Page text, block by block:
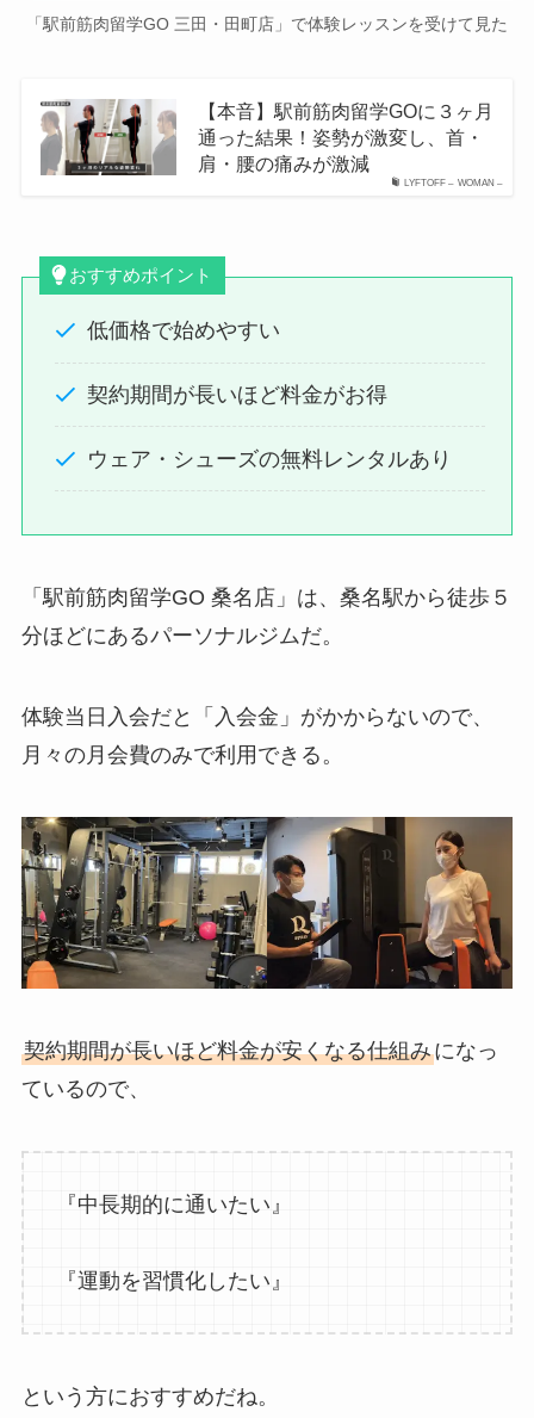
「駅前筋肉留学GO 三田・田町店」で体験レッスンを受けて見た
LYFTOFF – WOMAN –
【本音】駅前筋肉留学GOに３ヶ月
通った結果！姿勢が激変し、首・
肩・腰の痛みが激減
おすすめポイント
低価格で始めやすい
契約期間が長いほど料金がお得
ウェア・シューズの無料レンタルあり
「駅前筋肉留学GO 桑名店」は、桑名駅から徒歩５
分ほどにあるパーソナルジムだ。
体験当日入会だと「入会金」がかからないので、
月々の月会費のみで利用できる。
契約期間が長いほど料金が安くなる仕組みになっ
ているので、
『中長期的に通いたい』
『運動を習慣化したい』
という方におすすめだね。